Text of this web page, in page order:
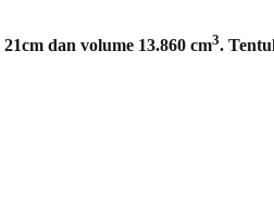
dan volume 13.860 cm3.